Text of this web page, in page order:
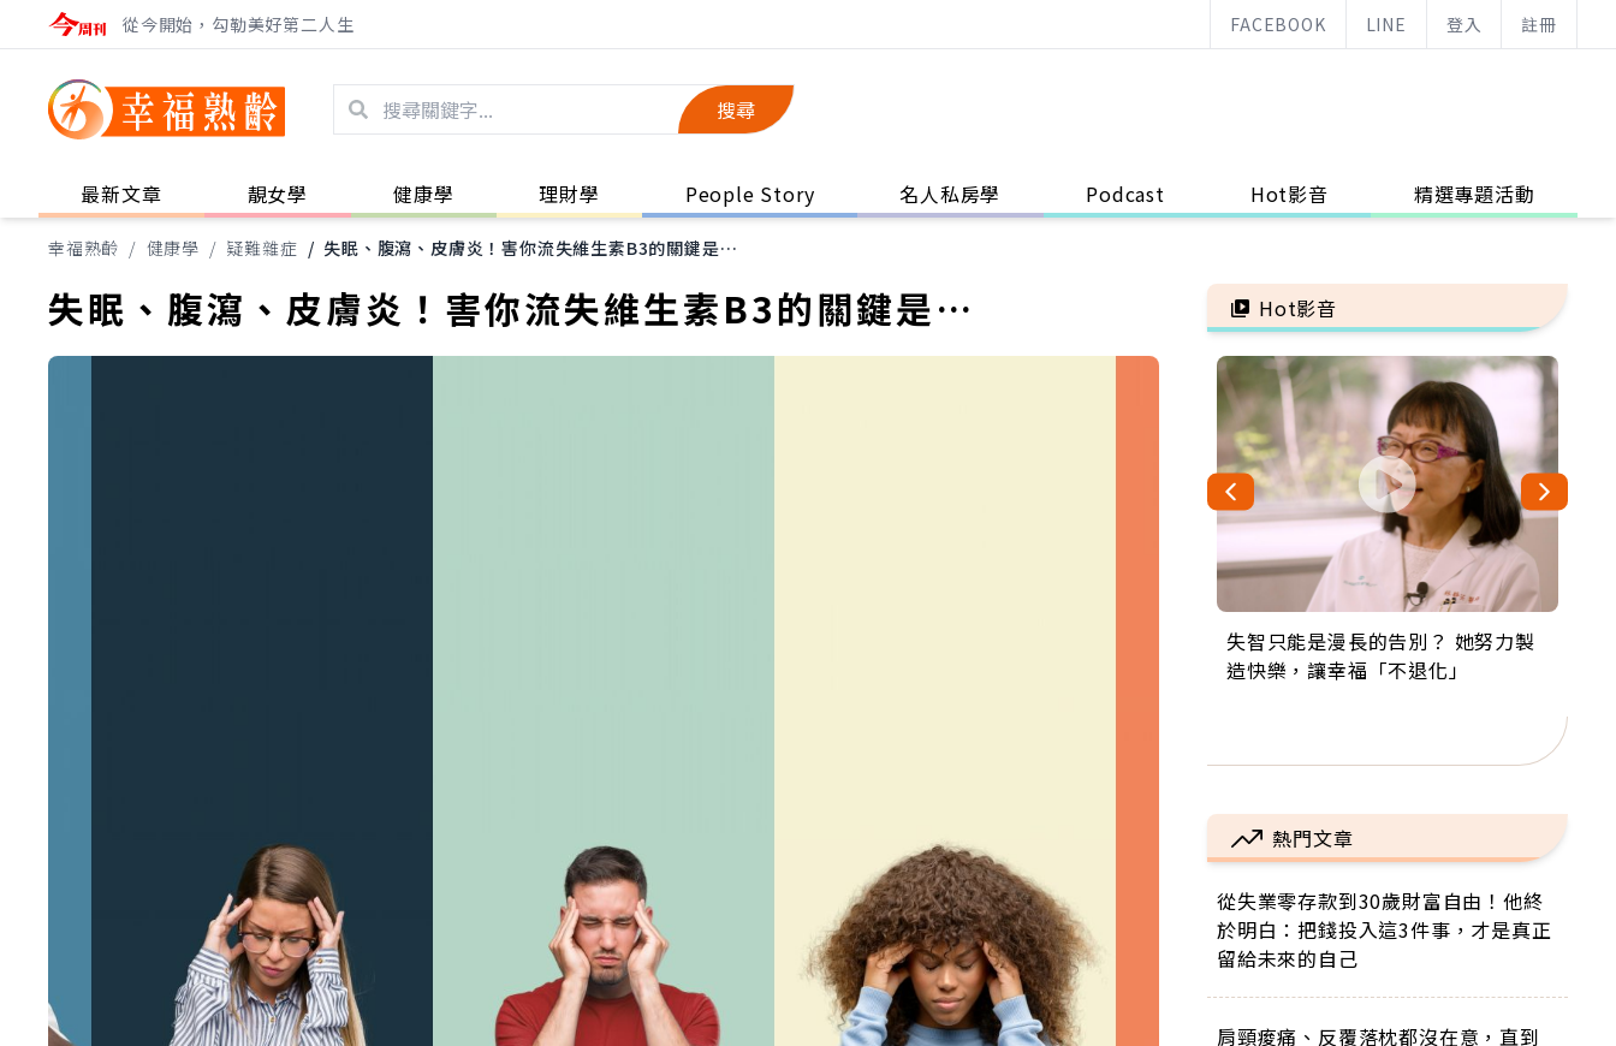
從今開始，勾勒美好第二人生 FACEBOOK LINE 登入 註冊
搜尋
最新文章 靚女學 健康學 理財學 People Story 名人私房學 Podcast Hot影音 精選專題活動
幸福熟齡 / 健康學 / 疑難雜症 / 失眠、腹瀉、皮膚炎！害你流失維生素B3的關鍵是…
失眠、腹瀉、皮膚炎！害你流失維生素B3的關鍵是… Hot影音
失智只能是漫長的告別？ 她努力製
造快樂，讓幸福「不退化」
來自剛果的巧克力神父 為台灣奉獻
36年 「台灣是我的家，我連作夢都
63歲卸矽谷副總、搬回台灣找快
樂！「蛋黃哥小丑」走進安養院，
104歲打破金氏世界紀錄 成為全球
最年長羽球選手，分享長壽的秘密
事業巔峰他選擇追夢…黑手阿伯拉
小提琴還登上小巨蛋！連CNN都大
熱門文章
從失業零存款到30歲財富自由！他終
於明白：把錢投入這3件事，才是真正
留給未來的自己
肩頸痠痛、反覆落枕都沒在意，直到